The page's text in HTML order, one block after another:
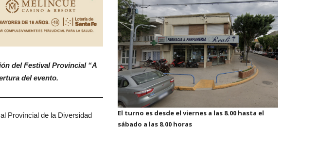
del Festival Provincial “A
del evento.
Provincial de la Diversidad
El turno es desde el viernes a las 8.00 hasta el
sábado a las 8.00 horas